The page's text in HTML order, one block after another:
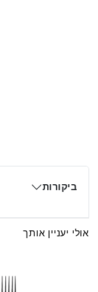
ביקורות
אולי יעניין אותך